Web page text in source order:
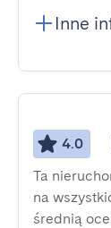
Inne
4.0
Ta
na
średnią